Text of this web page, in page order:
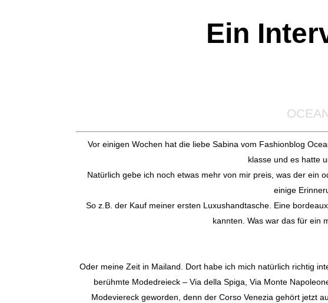
Ein
Vor einigen Wochen hat die liebe Sabina vom Fashionblog
klasse und es hatte
Natürlich gebe ich noch etwas mehr von mir preis, was der ein
einige
So z.B. der Kauf meiner ersten Luxushandtasche. Eine
kannten. Was war das für ein
Oder meine Zeit in Mailand. Dort habe ich mich natürlich richtig
berühmte Modedreieck – Via della Spiga, Via Monte
Modeviereck geworden, denn der Corso Venezia gehört jetzt